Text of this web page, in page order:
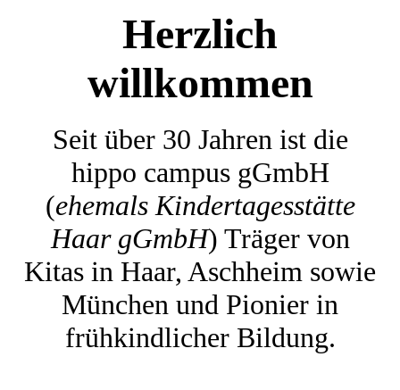
Herzlich
willkommen
Seit über 30 Jahren ist die
hippo campus gGmbH
(ehemals Kindertagesstätte
Haar gGmbH) Träger von
Kitas in Haar, Aschheim sowie
München und Pionier in
frühkindlicher Bildung.